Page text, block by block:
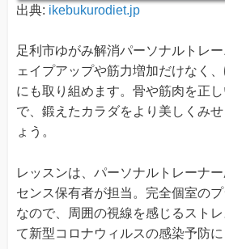
出典: ikebukurodiet.jp
足利市ゆがみ解消パーソナルトレ
ェイプアップや筋力増加だけなく
にも取り組めます。骨や筋肉を正
で、鍛えたカラダをより美しくみ
ょう。
レッスンは、パーソナルトレーナ
センス保有者が担当。完全個室の
なので、周囲の視線を感じるスト
て新型コロナウィルスの感染予防に